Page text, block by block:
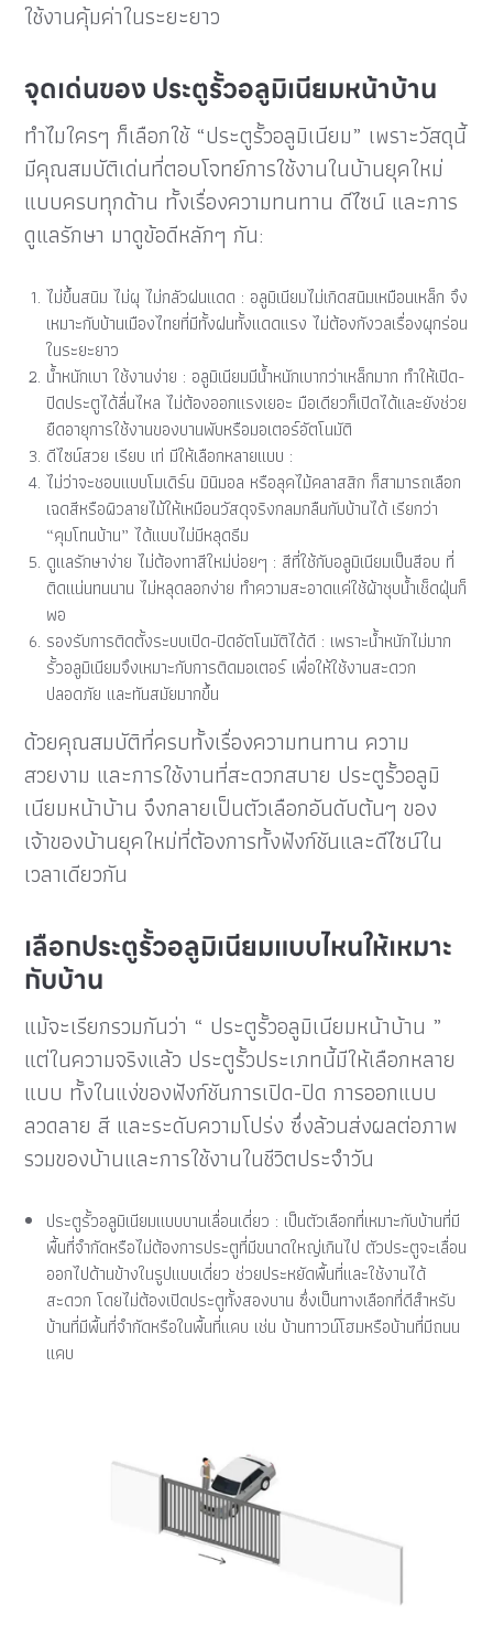
ใช้งานคุ้มค่าในระยะยาว
จุดเด่นของ ประตูรั้วอลูมิเนียมหน้าบ้าน
ทำไมใครๆ ก็เลือกใช้ “ประตูรั้วอลูมิเนียม” เพราะวัสดุนี้
มีคุณสมบัติเด่นที่ตอบโจทย์การใช้งานในบ้านยุคใหม่
แบบครบทุกด้าน ทั้งเรื่องความทนทาน ดีไซน์ และการ
ดูแลรักษา มาดูข้อดีหลักๆ กัน:
ไม่ขึ้นสนิม ไม่ผุ ไม่กลัวฝนแดด : อลูมิเนียมไม่เกิดสนิมเหมือนเหล็ก จึง
เหมาะกับบ้านเมืองไทยที่มีทั้งฝนทั้งแดดแรง ไม่ต้องกังวลเรื่องผุกร่อน
ในระยะยาว
น้ำหนักเบา ใช้งานง่าย : อลูมิเนียมมีน้ำหนักเบากว่าเหล็กมาก ทำให้เปิด-
ปิดประตูได้ลื่นไหล ไม่ต้องออกแรงเยอะ มือเดียวก็เปิดได้และยังช่วย
ยืดอายุการใช้งานของบานพับหรือมอเตอร์อัตโนมัติ
ดีไซน์สวย เรียบ เท่ มีให้เลือกหลายแบบ :
ไม่ว่าจะชอบแบบโมเดิร์น มินิมอล หรือลุคไม้คลาสสิก ก็สามารถเลือก
เฉดสีหรือผิวลายไม้ให้เหมือนวัสดุจริงกลมกลืนกับบ้านได้ เรียกว่า
“คุมโทนบ้าน” ได้แบบไม่มีหลุดธีม
ดูแลรักษาง่าย ไม่ต้องทาสีใหม่บ่อยๆ : สีที่ใช้กับอลูมิเนียมเป็นสีอบ ที่
ติดแน่นทนนาน ไม่หลุดลอกง่าย ทำความสะอาดแค่ใช้ผ้าชุบน้ำเช็ดฝุ่นก็
พอ
รองรับการติดตั้งระบบเปิด-ปิดอัตโนมัติได้ดี : เพราะน้ำหนักไม่มาก
รั้วอลูมิเนียมจึงเหมาะกับการติดมอเตอร์ เพื่อให้ใช้งานสะดวก
ปลอดภัย และทันสมัยมากขึ้น
ด้วยคุณสมบัติที่ครบทั้งเรื่องความทนทาน ความ
สวยงาม และการใช้งานที่สะดวกสบาย ประตูรั้วอลูมิ
เนียมหน้าบ้าน จึงกลายเป็นตัวเลือกอันดับต้นๆ ของ
เจ้าของบ้านยุคใหม่ที่ต้องการทั้งฟังก์ชันและดีไซน์ใน
เวลาเดียวกัน
เลือกประตูรั้วอลูมิเนียมแบบไหนให้เหมาะ
กับบ้าน
แม้จะเรียกรวมกันว่า “ ประตูรั้วอลูมิเนียมหน้าบ้าน ”
แต่ในความจริงแล้ว ประตูรั้วประเภทนี้มีให้เลือกหลาย
แบบ ทั้งในแง่ของฟังก์ชันการเปิด-ปิด การออกแบบ
ลวดลาย สี และระดับความโปร่ง ซึ่งล้วนส่งผลต่อภาพ
รวมของบ้านและการใช้งานในชีวิตประจำวัน
ประตูรั้วอลูมิเนียมแบบบานเลื่อนเดี่ยว : เป็นตัวเลือกที่เหมาะกับบ้านที่มี
พื้นที่จำกัดหรือไม่ต้องการประตูที่มีขนาดใหญ่เกินไป ตัวประตูจะเลื่อน
ออกไปด้านข้างในรูปแบบเดี่ยว ช่วยประหยัดพื้นที่และใช้งานได้
สะดวก โดยไม่ต้องเปิดประตูทั้งสองบาน ซึ่งเป็นทางเลือกที่ดีสำหรับ
บ้านที่มีพื้นที่จำกัดหรือในพื้นที่แคบ เช่น บ้านทาวน์โฮมหรือบ้านที่มีถนน
แคบ